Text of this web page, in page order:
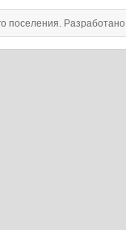
поселения.